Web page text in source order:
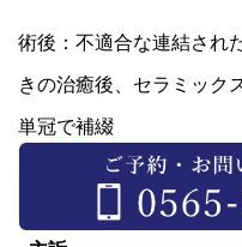
術後：不適合な連結され
きの治癒後、セラミック
単冠で補綴